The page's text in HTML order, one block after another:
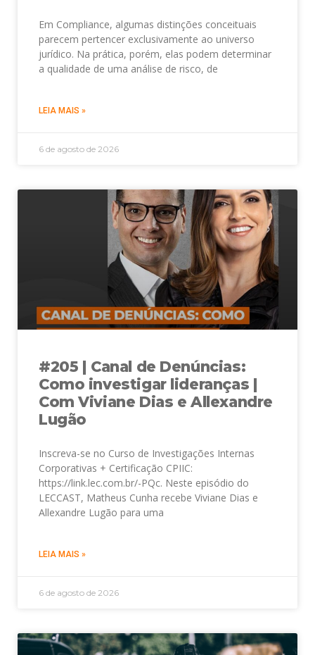
Em Compliance, algumas distinções conceituais
parecem pertencer exclusivamente ao universo
jurídico. Na prática, porém, elas podem determinar
a qualidade de uma análise de risco, de
LEIA MAIS »
6 de agosto de 2026
#205 | Canal de Denúncias:
Como investigar lideranças |
Com Viviane Dias e Allexandre
Lugão
Inscreva-se no Curso de Investigações Internas
Corporativas + Certificação CPIIC:
https://link.lec.com.br/-PQc. Neste episódio do
LECCAST, Matheus Cunha recebe Viviane Dias e
Allexandre Lugão para uma
LEIA MAIS »
6 de agosto de 2026